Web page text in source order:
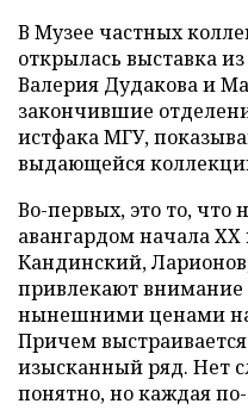
В Музее частных
открылась выставка
Валерия Дудакова и
закончившие
истфака МГУ,
выдающейся
Во-первых, это то, что
авангардом начала
Кандинский,
привлекают
нынешними ценами
Причем
изысканный ряд. Нет
понятно, но каждая